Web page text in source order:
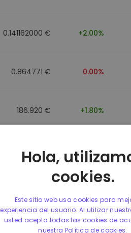
0.141162000 € +2.00%
0.864771 € 0.00%
186.920 € +1.80%
0.864917 € 0.00%
1.170000 € +2.60%
Hola,
cookies.
Este sitio web usa cookies para
experiencia del usuario. Al utilizar
usted acepta todas las cookies de
nuestra Política de cookies.